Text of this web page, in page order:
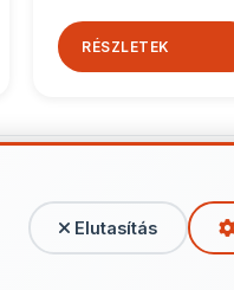
Elutasítás
RÉSZLETEK
- Felnőtt 18+